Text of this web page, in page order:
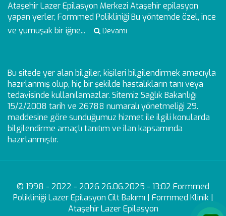
Ataşehir Lazer Epilasyon Merkezi Ataşehir epilasyon
yapan yerler, Formmed Polikliniği Bu yöntemde özel, ince
ve yumuşak bir iğne...
Devamı
Bu sitede yer alan bilgiler, kişileri bilgilendirmek amacıyla
hazırlanmış olup, hiç bir şekilde hastalıkların tanı veya
tedavisinde kullanılamazlar. Sitemiz Sağlık Bakanlığı
15/2/2008 tarih ve 26788 numaralı yönetmeliği 29.
maddesine göre sunduğumuz hizmet ile ilgili konularda
bilgilendirme amaçlı tanıtım ve ilan kapsamında
hazırlanmıştır.
© 1998 - 2022 - 2026 26.06.2025 - 13:02 Formmed
Polikliniği Lazer Epilasyon Cilt Bakımı | Formmed Klinik |
Ataşehir Lazer Epilasyon